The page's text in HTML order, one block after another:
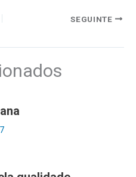
SEGUINTE